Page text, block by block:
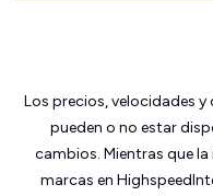
Los precios, velocidades
pueden o no estar
cambios. Mientras que
marcas en